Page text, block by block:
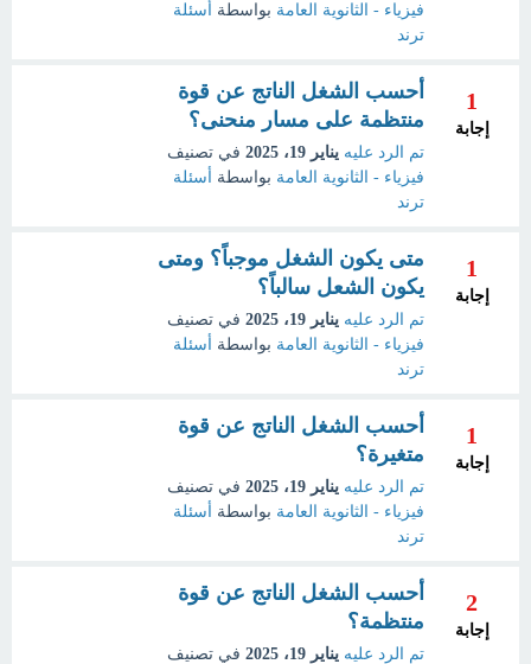
فيزياء - الثانوية العامة بواسطة
أسئلة
ترند
1
إجابة
أحسب الشغل الناتج عن قوة
منتظمة على مسار منحنى؟
تم الرد عليه يناير 19، 2025
في تصنيف
فيزياء - الثانوية العامة بواسطة
أسئلة
ترند
1
إجابة
متى يكون الشغل موجباً؟ ومتى
يكون الشعل سالباً؟
تم الرد عليه يناير 19، 2025
في تصنيف
فيزياء - الثانوية العامة بواسطة
أسئلة
ترند
1
إجابة
أحسب الشغل الناتج عن قوة
متغيرة؟
تم الرد عليه يناير 19، 2025
في تصنيف
فيزياء - الثانوية العامة بواسطة
أسئلة
ترند
2
إجابة
أحسب الشغل الناتج عن قوة
منتظمة؟
تم الرد عليه يناير 19، 2025
في تصنيف